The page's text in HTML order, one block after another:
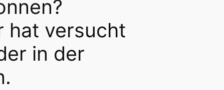
hat versucht
in der